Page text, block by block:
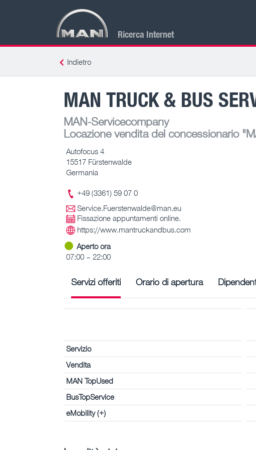
Ricerca Internet
Indietro
MAN TRUCK & BUS
MAN-Servicecompany
Locazione vendita del concessionario
Autofocus 4
15517 Fürstenwalde
Germania
+49 (3361) 59 07 0
Service.Fuerstenwalde@man.eu
Fissazione appuntamenti online.
https://www.mantruckandbus.com
Aperto ora
07:00 – 22:00
Servizi offeriti Orario di apertura
Servizio
Vendita
MAN TopUsed
BusTopService
eMobility (+)